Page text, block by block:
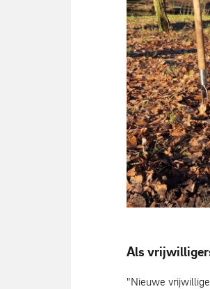
Als
"Nieuwe